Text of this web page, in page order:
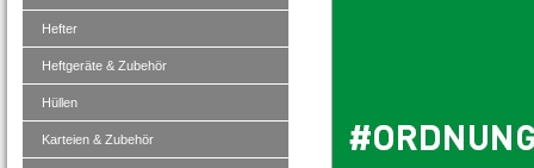
Hefter
Heftgeräte & Zubehör
Hüllen
Karteien & Zubehör